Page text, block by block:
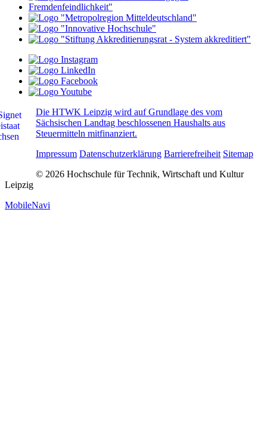
Die HTWK Leipzig wird auf Grundlage des vom
Sächsischen Landtag beschlossenen Haushalts aus
Steuermitteln mitfinanziert.
Impressum Datenschutzerklärung Barrierefreiheit Sitemap
© 2026 Hochschule für Technik, Wirtschaft und Kultur
Leipzig
MobileNavi